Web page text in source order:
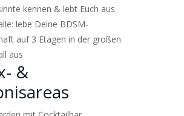
kennen & lebt Euch aus
lebe Deine BDSM-
auf 3 Etagen in der großen
aus
&